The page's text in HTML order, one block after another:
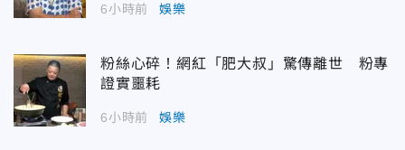
6小時前 娛樂
粉絲心碎！網紅「肥大叔」驚傳離世 粉專
證實噩耗
6小時前 娛樂